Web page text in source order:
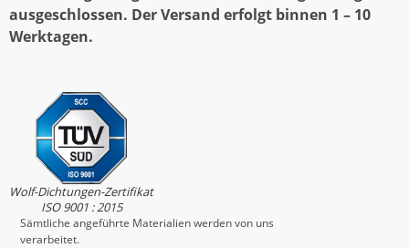
ausgeschlossen. Der Versand erfolgt binnen 1 – 10
Werktagen.
Wolf-Dichtungen-Zertifikat
ISO 9001 : 2015
Sämtliche angeführte Materialien werden von uns
verarbeitet.